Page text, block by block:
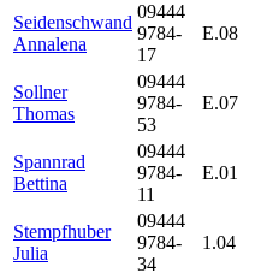
Seidenschwand
Annalena
09444
9784-
17
E.08
Sollner
Thomas
09444
9784-
53
E.07
Spannrad
Bettina
09444
9784-
11
E.01
Stempfhuber
Julia
09444
9784-
34
1.04